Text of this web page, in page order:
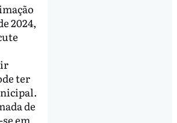
2024,
ter
de
em